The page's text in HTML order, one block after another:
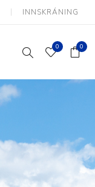
INNSKRÁNING
0 0